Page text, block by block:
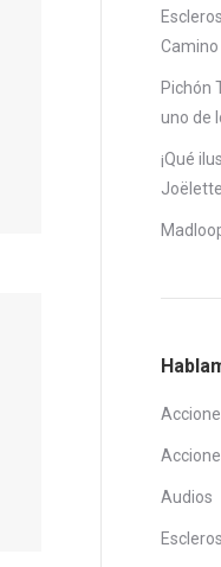
Camino
Pichón
uno de
¡Qué
Audios